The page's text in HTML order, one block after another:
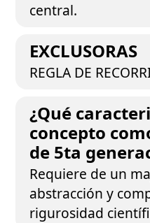
central.
EXCLUSORAS
REGLA DE
¿Qué
concepto
de 5ta
Requiere de un
abstracción y
rigurosidad